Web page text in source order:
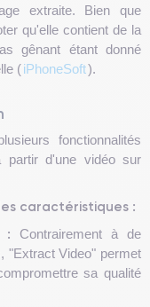
extraite. Bien que
qu'elle contient de la
gênant étant donné
(iPhoneSoft).
fonctionnalités
partir d'une vidéo sur
caractéristiques :
: Contrairement à de
"Extract Video" permet
sa qualité